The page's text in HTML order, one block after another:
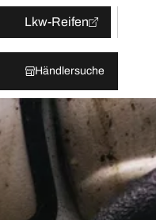
Lkw-Reifen
Händlersuche